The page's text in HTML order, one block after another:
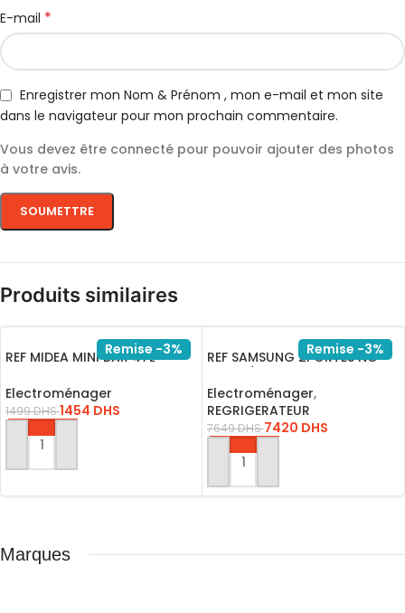
E-mail *
Enregistrer mon Nom & Prénom , mon e-mail et mon site
dans le navigateur pour mon prochain commentaire.
Vous devez être connecté pour pouvoir ajouter des photos
à votre avis.
Produits similaires
Remise -3%
REF MIDEA MINI BAR 47L
Electroménager
1499DHS1454 DHS
AJOUTER AU PANIER
Remise -3%
REF SAMSUNG 2PORTES NO-
Electroménager,
REGRIGERATEUR
7649DHS 7420 DHS
AJOUTER AU PANIER
Marques